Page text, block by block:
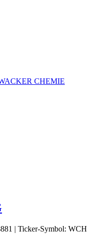
CHEMIE
| Ticker-Symbol: WCH